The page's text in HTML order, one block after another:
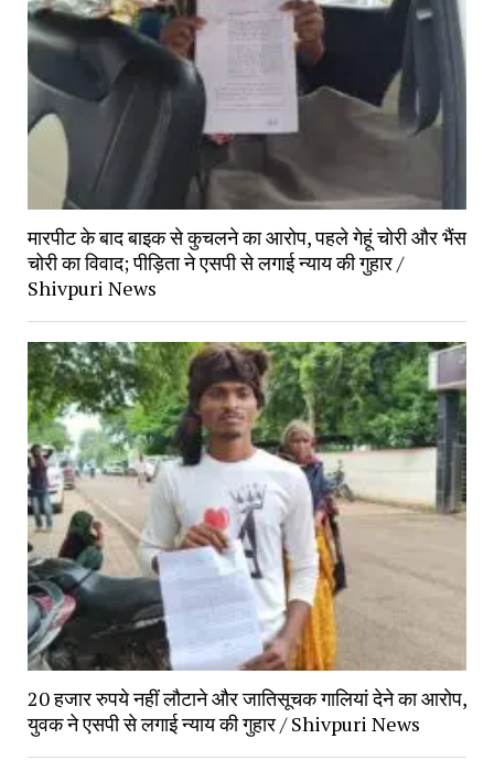
मारपीट के बाद बाइक से कुचलने का आरोप, पहले गेहूं चोरी और भैंस
चोरी का विवाद; पीड़िता ने एसपी से लगाई न्याय की गुहार /
Shivpuri News
20 हजार रुपये नहीं लौटाने और जातिसूचक गालियां देने का आरोप,
युवक ने एसपी से लगाई न्याय की गुहार / Shivpuri News